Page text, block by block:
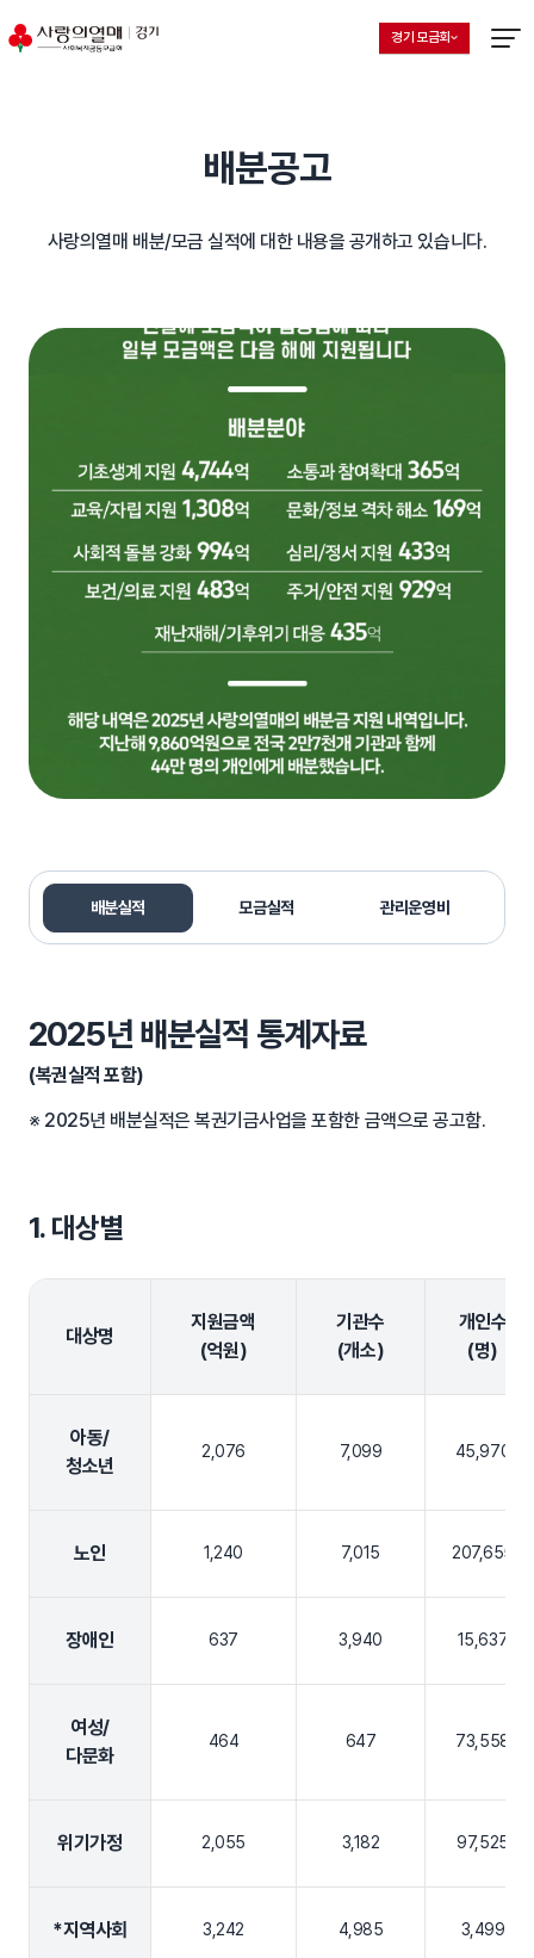
지회 선택 목록 열기
현재 선택된 지회
경기 모금회
배분공고
사랑의열매 배분/모금 실적에 대한 내용을 공개하고 있습니다.
배분실적 모금실적 관리운영비
2025년 배분실적 통계자료
(복권실적 포함)
※ 2025년 배분실적은 복권기금사업을 포함한 금액으로 공고함.
1. 대상별
대상명
지원금액
(억원)
기관수
(개소)
개인수
(명)
아동/
청소년
2,076 7,099 45,970
노인 1,240 7,015 207,655
장애인 637 3,940 15,637
여성/
다문화
464 647 73,558
위기가정 2,055 3,182 97,525
*지역사회 3,242 4,985 3,499